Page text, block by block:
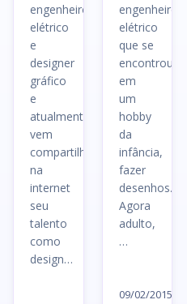
engenheiro
elétrico
e
designer
gráfico
e
atualmente
vem
compartilhando
na
internet
seu
talento
como
design…
engenheiro
elétrico
que se
encontrou
em
um
hobby
da
infância,
fazer
desenhos.
Agora
adulto,
…
09/02/2015